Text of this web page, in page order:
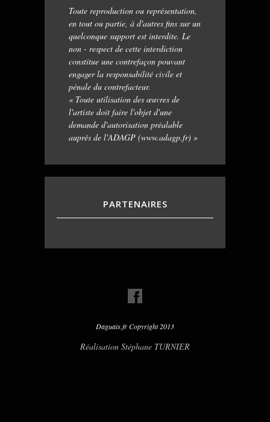
Toute reproduction ou représentation,
en tout ou partie, à d'autres fins sur un
quelconque support est interdite. Le
non - respect de cette interdiction
constitue une contrefaçon pouvant
engager la responsabilité civile et
pénale du contrefacteur.
« Toute utilisation des œuvres de
l'artiste doit faire l'objet d'une
demande d'autorisation préalable
auprès de l'ADAGP (www.adagp.fr) »
PARTENAIRES
Daguais.fr Copyright 2013
Réalisation Stéphane TURNIER